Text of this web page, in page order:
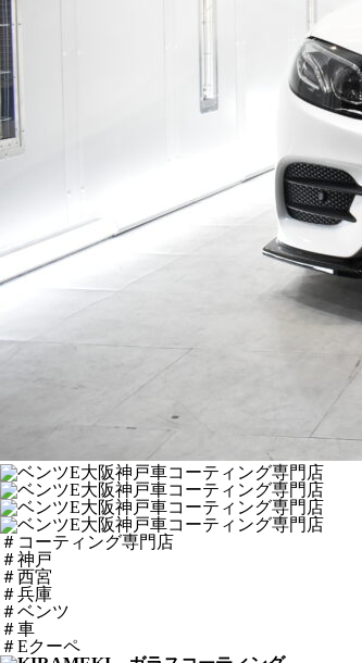
＃コーティング専門店
＃神戸
＃西宮
＃兵庫
＃ベンツ
＃車
＃Eクーペ